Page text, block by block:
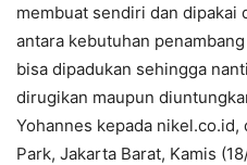
membuat sendiri dan dipakai
antara kebutuhan
bisa dipadukan sehingga
dirugikan maupun
Yohannes kepada
Park, Jakarta Barat, Kamis